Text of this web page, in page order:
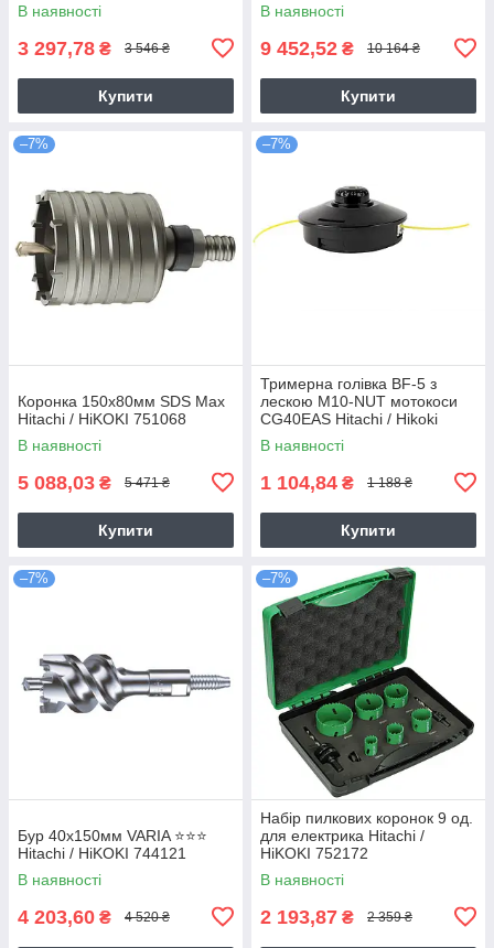
В наявності
3 297,78 ₴ 3 546 ₴
Купити
В наявності
9 452,52 ₴ 10 164 ₴
Купити
–7%
Коронка 150х80мм SDS Max
Hitachi / HiKOKI 751068
В наявності
5 088,03 ₴ 5 471 ₴
Купити
–7%
Тримерна голівка BF-5 з
лескою M10-NUT мотокоси
CG40EAS Hitachi / Hikoki
6695784
В наявності
1 104,84 ₴ 1 188 ₴
Купити
–7%
Бур 40х150мм VARIA ⭐️⭐️⭐️
Hitachi / HiKOKI 744121
В наявності
4 203,60 ₴ 4 520 ₴
–7%
Набір пилкових коронок 9 од.
для електрика Hitachi /
HiKOKI 752172
В наявності
2 193,87 ₴ 2 359 ₴